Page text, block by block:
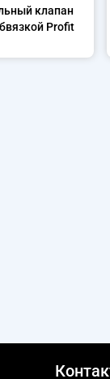
клапан
Profit